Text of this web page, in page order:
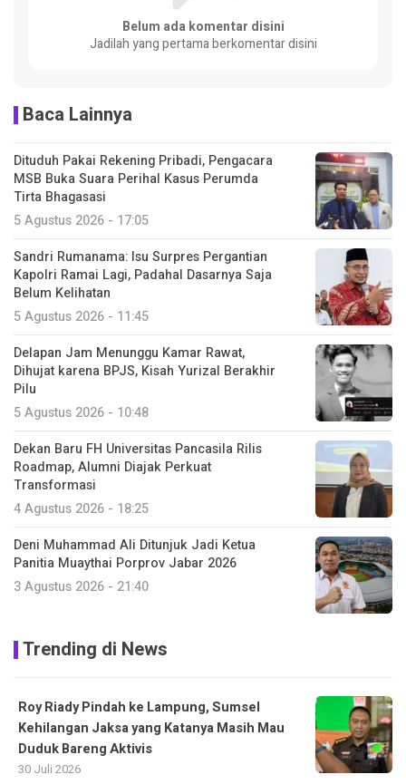
Belum ada komentar disini
Jadilah yang pertama berkomentar disini
Baca Lainnya
Dituduh Pakai Rekening Pribadi, Pengacara
MSB Buka Suara Perihal Kasus Perumda
Tirta Bhagasasi
5 Agustus 2026 - 17:05
Sandri Rumanama: Isu Surpres Pergantian
Kapolri Ramai Lagi, Padahal Dasarnya Saja
Belum Kelihatan
5 Agustus 2026 - 11:45
Delapan Jam Menunggu Kamar Rawat,
Dihujat karena BPJS, Kisah Yurizal Berakhir
Pilu
5 Agustus 2026 - 10:48
Dekan Baru FH Universitas Pancasila Rilis
Roadmap, Alumni Diajak Perkuat
Transformasi
4 Agustus 2026 - 18:25
Deni Muhammad Ali Ditunjuk Jadi Ketua
Panitia Muaythai Porprov Jabar 2026
3 Agustus 2026 - 21:40
Trending di News
Roy Riady Pindah ke Lampung, Sumsel
Kehilangan Jaksa yang Katanya Masih Mau
Duduk Bareng Aktivis
30 Juli 2026